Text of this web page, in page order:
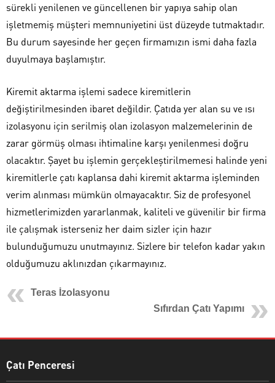
sürekli yenilenen ve güncellenen bir yapıya sahip olan
işletmemiş müşteri memnuniyetini üst düzeyde tutmaktadır.
Bu durum sayesinde her geçen firmamızın ismi daha fazla
duyulmaya başlamıştır.
Kiremit aktarma işlemi sadece kiremitlerin
değiştirilmesinden ibaret değildir. Çatıda yer alan su ve ısı
izolasyonu için serilmiş olan izolasyon malzemelerinin de
zarar görmüş olması ihtimaline karşı yenilenmesi doğru
olacaktır. Şayet bu işlemin gerçekleştirilmemesi halinde yeni
kiremitlerle çatı kaplansa dahi kiremit aktarma işleminden
verim alınması mümkün olmayacaktır. Siz de profesyonel
hizmetlerimizden yararlanmak, kaliteli ve güvenilir bir firma
ile çalışmak isterseniz her daim sizler için hazır
bulunduğumuzu unutmayınız. Sizlere bir telefon kadar yakın
olduğumuzu aklınızdan çıkarmayınız.
Teras İzolasyonu
Sıfırdan Çatı Yapımı
Çatı Penceresi